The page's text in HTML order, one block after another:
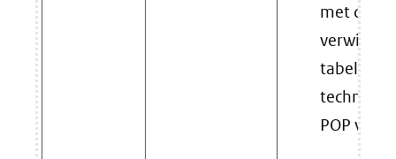
met de
tabel 4
POP